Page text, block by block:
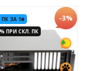
ПК ЗА 1₴
ПРИ СКЛ. ПК
-3%